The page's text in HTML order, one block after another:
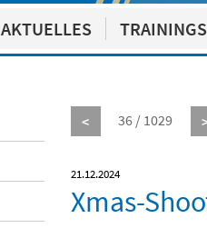
AKTUELLES
< 36 / 1029
21.12.2024
Xmas-